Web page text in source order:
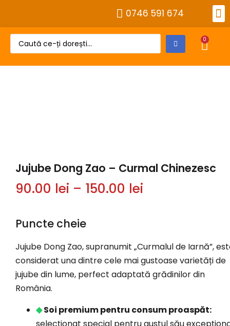
0746 591 674
0
Jujube Dong Zao – Curmal Chinezesc
90.00 lei – 150.00 lei
Puncte cheie
Jujube Dong Zao, supranumit „Curmalul de Iarnă”,
considerat una dintre cele mai gustoase varietăți de
jujube din lume, perfect adaptată grădinilor din
România.
◆Soi premium pentru consum proaspăt:
selecționat special pentru gustul său